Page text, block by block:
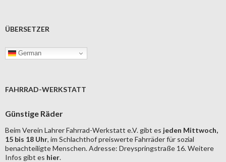
ÜBERSETZER
German
FAHRRAD-WERKSTATT
Günstige Räder
Beim Verein Lahrer Fahrrad-Werkstatt e.V. gibt es jeden Mittwoch,
15 bis 18 Uhr, im Schlachthof preiswerte Fahrräder für sozial
benachteiligte Menschen. Adresse: Dreyspringstraße 16. Weitere
Infos gibt es hier.